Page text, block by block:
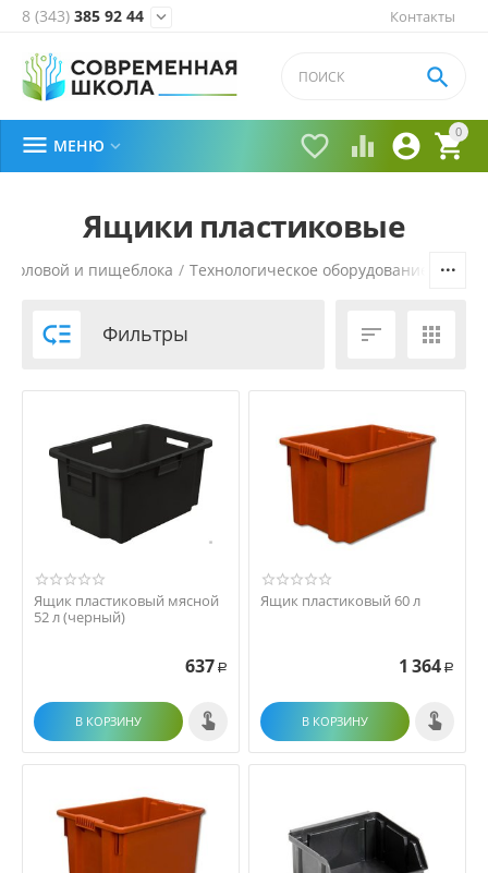
Контакты
8 (343) 385 92 44 
0


 

 МЕНЮ 
Ящики пластиковые
и пищеблока / Технологическое оборудование
 Фильтры  
Ящик пластиковый мясной
52 л (черный)
637 Р
В КОРЗИНУ
Ящик пластиковый 60 л
1 364 Р
В КОРЗИНУ